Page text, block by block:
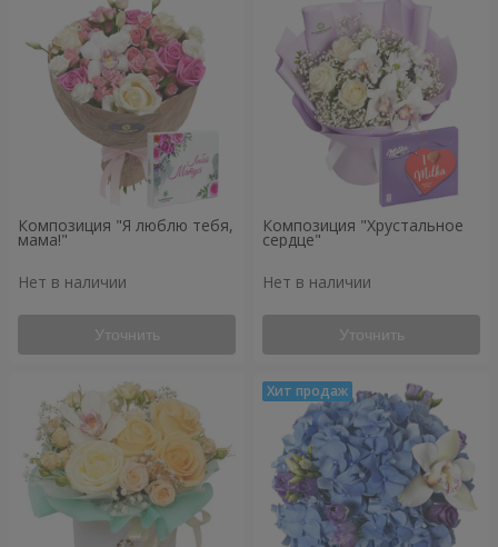
Композиция "Я люблю тебя,
мама!"
Нет в наличии
Уточнить
Композиция "Хрустальное
сердце"
Нет в наличии
Уточнить